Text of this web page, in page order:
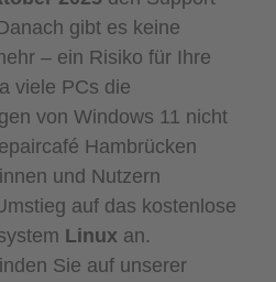
gibt es keine
– ein Risiko für Ihre
viele PCs die
von Windows 11 nicht
Hambrücken
und Nutzern
auf das kostenlose
Linux an.
Sie auf unserer